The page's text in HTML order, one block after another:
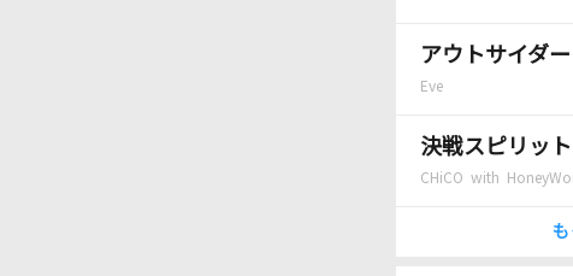
アウトサイダー
Eve
決戦スピリット
CHiCO with
も